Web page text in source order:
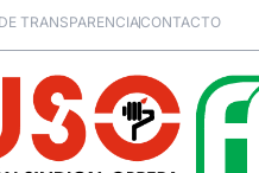
TRANSPARENCIACONTACTO